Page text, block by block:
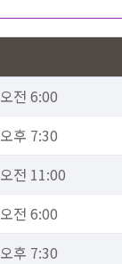
오전 6:00
오후 7:30
오전 11:00
오전 6:00
오후 7:30